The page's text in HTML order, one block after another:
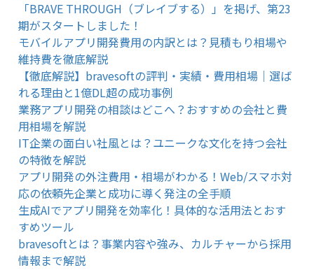
「BRAVE THROUGH（ブレイブする）」を掲げ、第23
期がスタートしました！
モバイルアプリ開発費用の内訳とは？見積もり相場や
維持費を徹底解説
【徹底解説】bravesoftの評判・実績・費用相場｜選ば
れる理由と1億DL超の成功事例
業務アプリ開発の相談はどこへ？おすすめの会社と費
用相場を解説
IT企業の面白い社風とは？ユニークな文化を持つ会社
の特徴を解説
アプリ開発の外注費用・相場がわかる！Web/スマホ対
応の依頼先企業と成功に導く発注の全手順
生成AIでアプリ開発を効率化！具体的な活用法とおす
すめツール
bravesoftとは？事業内容や強み、カルチャーから採用
情報まで解説